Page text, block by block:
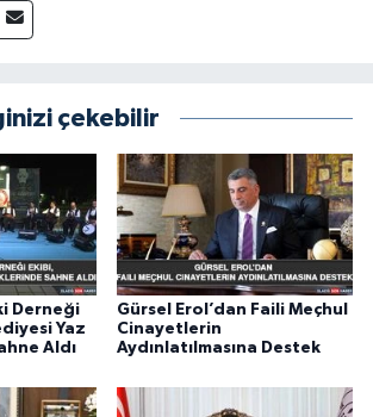
çekebilir
Derneği
Yaz
Aldı
Gürsel Erol’dan Faili Meçhul
Cinayetlerin
Aydınlatılmasına Destek